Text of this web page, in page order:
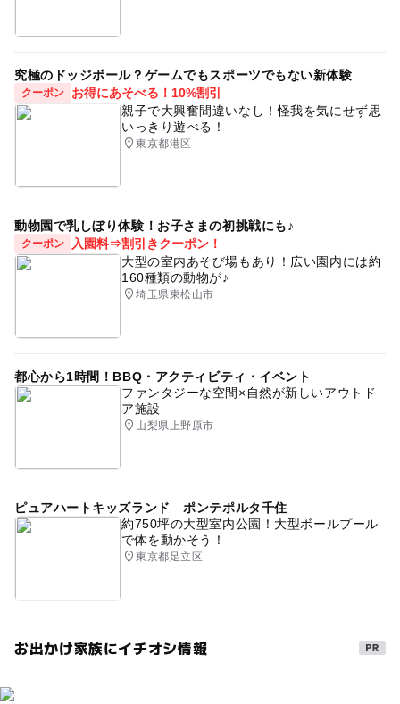
究極のドッジボール？ゲームでもスポーツでもない新体験
クーポン
お得にあそべる！10%割引
親子で大興奮間違いなし！怪我を気にせず思
いっきり遊べる！
東京都港区
動物園で乳しぼり体験！お子さまの初挑戦にも♪
クーポン
入園料⇒割引きクーポン！
大型の室内あそび場もあり！広い園内には約
160種類の動物が♪
埼玉県東松山市
都心から1時間！BBQ・アクティビティ・イベント
ファンタジーな空間×自然が新しいアウトド
ア施設
山梨県上野原市
ピュアハートキッズランド ポンテポルタ千住
約750坪の大型室内公園！大型ボールプール
で体を動かそう！
東京都足立区
お出かけ家族にイチオシ情報